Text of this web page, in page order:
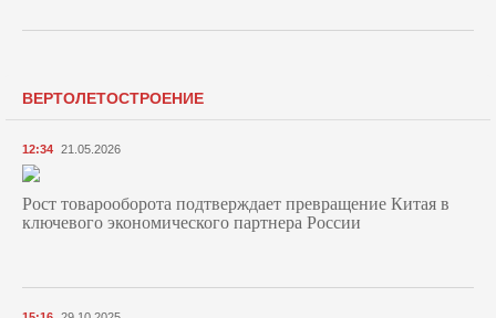
ВЕРТОЛЕТОСТРОЕНИЕ
12:34 21.05.2026
Рост товарооборота подтверждает превращение Китая в
ключевого экономического партнера России